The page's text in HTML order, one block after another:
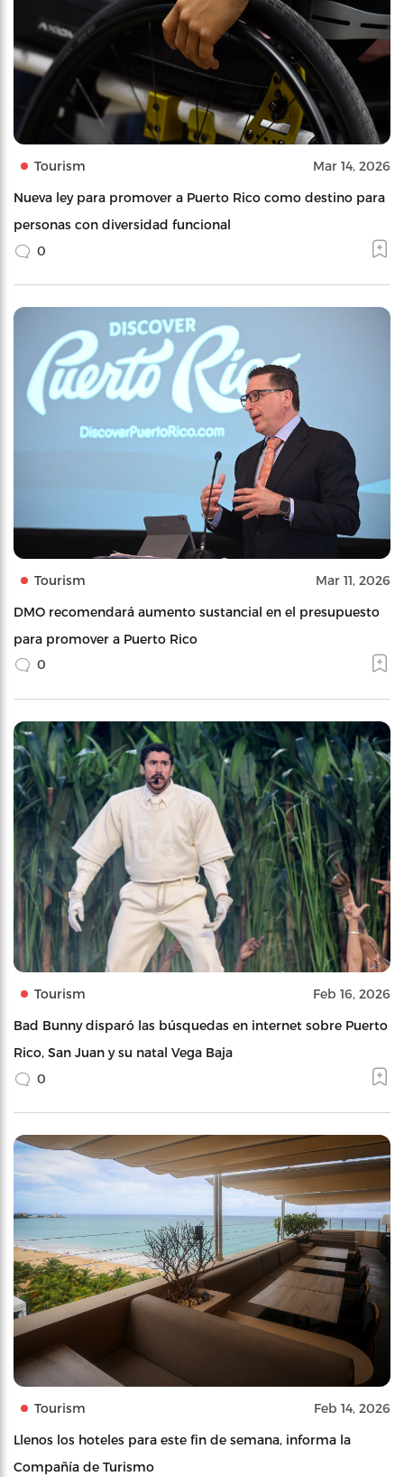
Tourism Mar 14, 2026
Nueva ley para promover a Puerto Rico como destino para
personas con diversidad funcional
0
Tourism Mar 11, 2026
DMO recomendará aumento sustancial en el presupuesto
para promover a Puerto Rico
0
Tourism Feb 16, 2026
Bad Bunny disparó las búsquedas en internet sobre Puerto
Rico, San Juan y su natal Vega Baja
0
Tourism Feb 14, 2026
Llenos los hoteles para este fin de semana, informa la
Compañía de Turismo